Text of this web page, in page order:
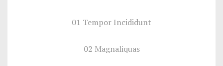
01 Tempor Incididunt
02 Magnaliquas